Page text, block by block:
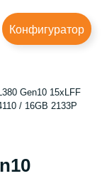
Конфигуратор
Gen10 15xLFF
/ 16GB 2133P